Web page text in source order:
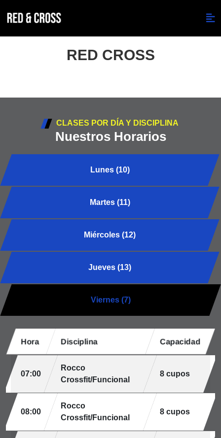
RED CROSS
CLASES POR DÍA Y DISCIPLINA
Nuestros Horarios
Lunes (10)
Martes (11)
Miércoles (12)
Jueves (13)
Viernes (7)
Hora Disciplina Capacidad
07:00
Rocco
Crossfit/Funcional
8 cupos
08:00
Rocco
Crossfit/Funcional
8 cupos